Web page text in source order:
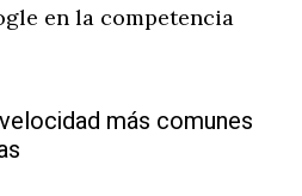
en la competencia
más comunes